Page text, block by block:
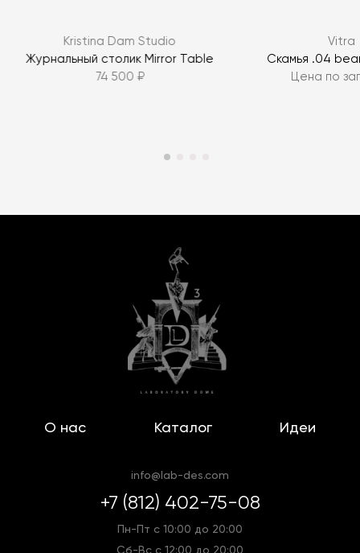
Kristina Dam Studio
Журнальный столик Mirror Table
74 500 ₽
Vitra
Скамья .04
Цена по
О нас Каталог Идеи
info@lab-des.com
+7 (812) 402-75-08
Пн-Пт с 10:00 до 20:00
Сб-Вс с 12:00 до 20:00